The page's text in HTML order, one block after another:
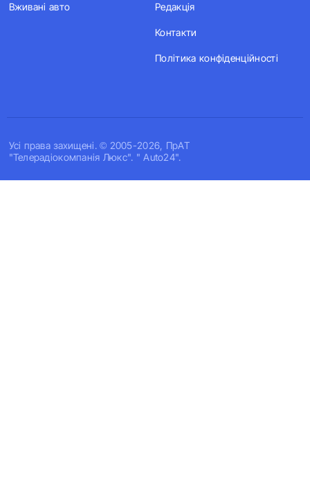
Усi права захищенi. © 2005-2026, ПрАТ
"Телерадіокомпанія Люкс". " Auto24".
Вживані авто Редакція
Контакти
Політика конфіденційності